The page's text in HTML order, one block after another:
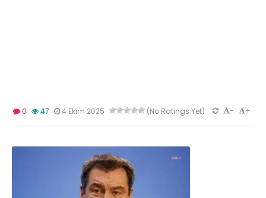
0 47 4 Ekim 2025 (No Ratings Yet) +
-